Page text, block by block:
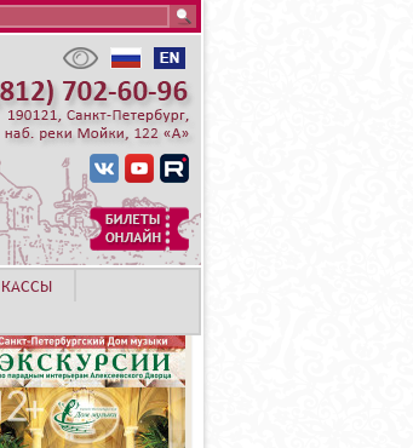
КАССЫ